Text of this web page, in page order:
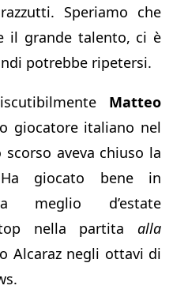
Speriamo che
il grande talento, ci è
potrebbe ripetersi.
Matteo
giocatore italiano nel
scorso aveva chiuso la
giocato bene in
meglio d’estate
nella partita alla
Alcaraz negli ottavi di